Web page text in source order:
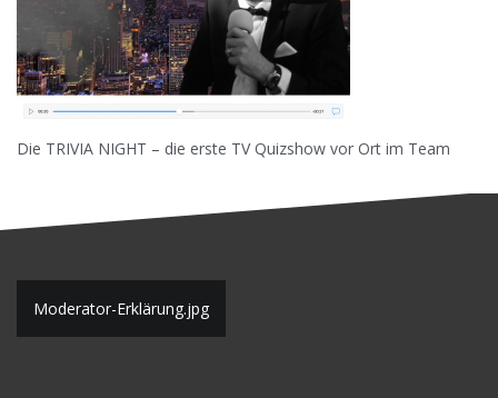
Die TRIVIA NIGHT – die erste TV Quizshow vor Ort im Team
BModerator-Erklärung.jpg